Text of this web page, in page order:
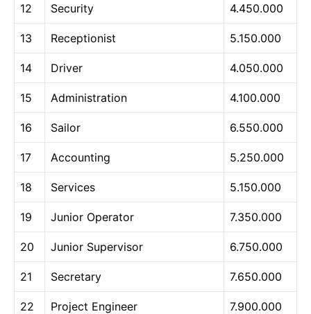
12 Security 4.450.000
13 Receptionist 5.150.000
14 Driver 4.050.000
15 Administration 4.100.000
16 Sailor 6.550.000
17 Accounting 5.250.000
18 Services 5.150.000
19 Junior Operator 7.350.000
20 Junior Supervisor 6.750.000
21 Secretary 7.650.000
22 Project Engineer 7.900.000